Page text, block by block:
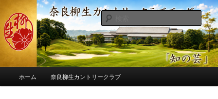
ン
コ
ン
へ
コ
ン
ツ
移
奈良柳生カントリークラブ総支配人
ブログ
季節の話題、クラブの出来事、コースの改修・更新作業、ゴルフに関する随
筆、喜怒哀楽などを気まぐれに発信します。
検
索
ホーム 奈良柳生カントリークラブ